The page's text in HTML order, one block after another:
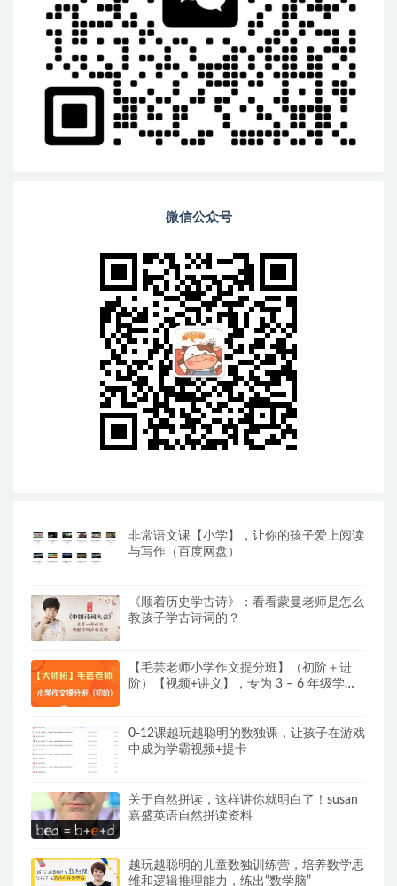
微信公众号
非常语文课【小学】，让你的孩子爱上阅读
与写作（百度网盘）
《顺着历史学古诗》：看看蒙曼老师是怎么
教孩子学古诗词的？
【毛芸老师小学作文提分班】（初阶＋进
阶）【视频+讲义】，专为 3 – 6 年级学员
0-12课越玩越聪明的数独课，让孩子在游戏
中成为学霸视频+提卡
关于自然拼读，这样讲你就明白了！susan
嘉盛英语自然拼读资料
越玩越聪明的儿童数独训练营，培养数学思
维和逻辑推理能力，练出“数学脑”